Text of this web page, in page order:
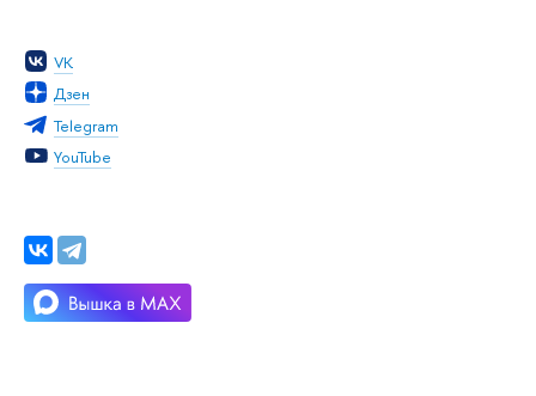
VK
Дзен
Telegram
YouTube